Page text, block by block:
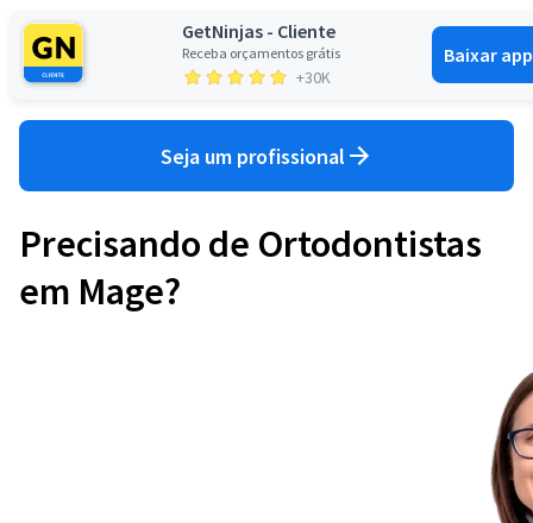
GetNinjas - Cliente
Receba orçamentos grátis
+30K
Baixar app
Seja um profissional
Precisando de Ortodontistas
em Mage?